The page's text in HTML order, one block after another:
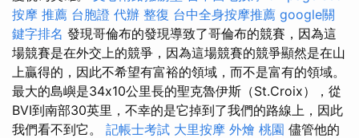
按摩 推薦 台胞證 代辦 整復 台中全身按摩推薦 google關
鍵字排名 發現哥倫布的發現導致了哥倫布的競賽，因為這
場競賽是在外交上的競爭，因為這場競賽的競爭顯然是在山
上贏得的，因此不希望有富裕的領域，而不是富有的領域。
最大的島嶼是34x10公里長的聖克魯伊斯（St.Croix），從
BVI到南部30英里，不幸的是它掉到了我們的路線上，因此
我們看不到它。 記帳士考試 大里按摩 外燴 桃園 儘管他的